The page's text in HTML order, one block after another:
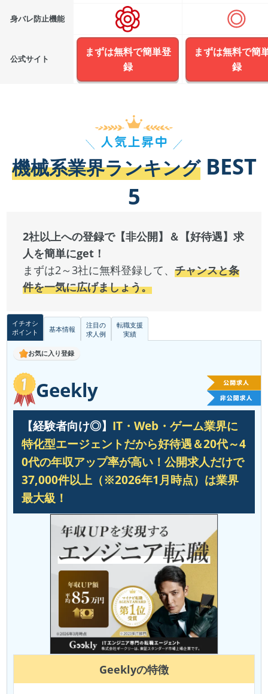
身バレ防止機能
公式サイト
まずは無料で簡単登
録
まずは無料で簡
録
機械系業界ランキング BEST
5
2社以上への登録で【非公開】＆【好待遇】求
人を簡単にget！
まずは2～3社に無料登録して、チャンスと条
件を一気に広げましょう。
イチオシ
ポイント
基本情報
注目の
求人例
転職支援
実績
お気に入り登録
Geekly
【経験者向け◎】 IT・Web・ゲーム業界に
特化型エージェントだから好待遇＆20代～4
0代の年収アップ率が高い！公開求人だけで
37,000件以上（※2026年1月時点）は業界
最大級！
Geeklyの特徴